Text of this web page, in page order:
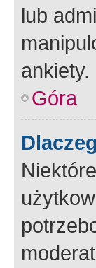
lub
ankiety.
Góra